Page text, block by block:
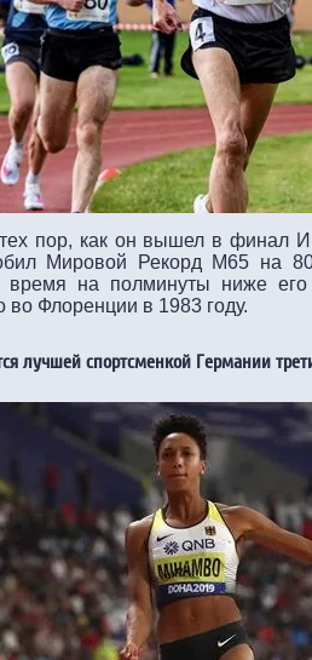
пор, как он вышел в финал
Мировой Рекорд M65 на
время на полминуты ниже
во Флоренции в 1983 году.
лучшей спортсменкой Германии